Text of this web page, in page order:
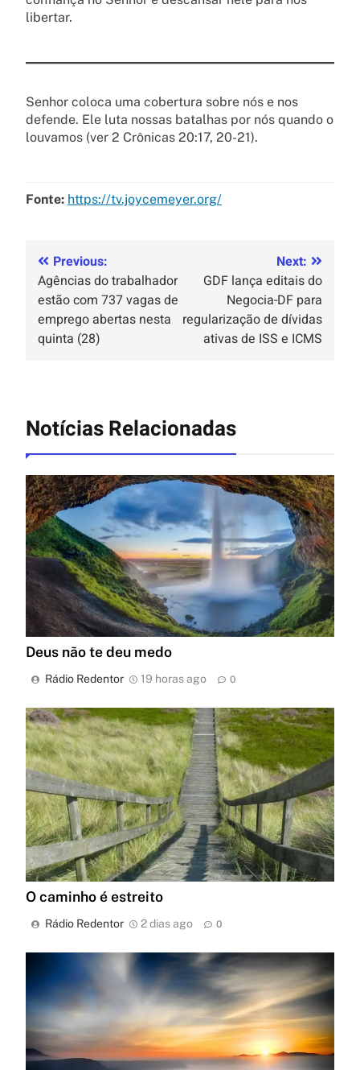
libertar.
Senhor coloca uma cobertura sobre nós e nos
defende. Ele luta nossas batalhas por nós quando o
louvamos (ver 2 Crônicas 20:17, 20-21).
Fonte: https://tv.joycemeyer.org/
Previous:
Agências do trabalhador
estão com 737 vagas de
emprego abertas nesta
quinta (28)
Next:
GDF lança editais do
Negocia-DF para
regularização de dívidas
ativas de ISS e ICMS
Notícias Relacionadas
Deus não te deu medo
Rádio Redentor 19 horas ago 0
O caminho é estreito
Rádio Redentor 2 dias ago 0